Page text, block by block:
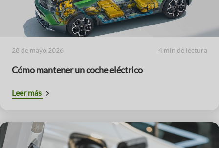
28 de mayo 2026 4 min de lectura
Cómo mantener un coche eléctrico
Leer más